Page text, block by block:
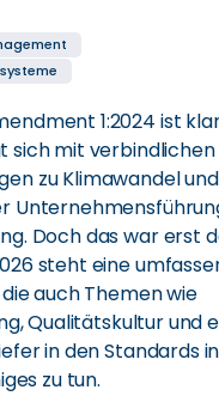
1:2024 ist
sich mit verbindlichen
zu Klimawandel und
Doch das war erst
steht eine
die auch Themen wie
Qualitätskultur und
in den Standards
zu tun.